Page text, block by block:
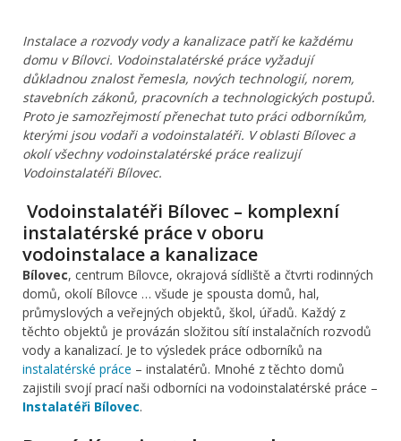
Instalace a rozvody vody a kanalizace patří ke každému
domu v Bílovci. Vodoinstalatérské práce vyžadují
důkladnou znalost řemesla, nových technologií, norem,
stavebních zákonů, pracovních a technologických postupů.
Proto je samozřejmostí přenechat tuto práci odborníkům,
kterými jsou vodaři a vodoinstalatéři. V oblasti Bílovec a
okolí všechny vodoinstalatérské práce realizují
Vodoinstalatéři Bílovec.
Vodoinstalatéři Bílovec – komplexní
instalatérské práce v oboru
vodoinstalace a kanalizace
Bílovec, centrum Bílovce, okrajová sídliště a čtvrti rodinných
domů, okolí Bílovce … všude je spousta domů, hal,
průmyslových a veřejných objektů, škol, úřadů. Každý z
těchto objektů je provázán složitou sítí instalačních rozvodů
vody a kanalizací. Je to výsledek práce odborníků na
instalatérské práce – instalatérů. Mnohé z těchto domů
zajistili svojí prací naši odborníci na vodoinstalatérské práce –
Instalatéři Bílovec.